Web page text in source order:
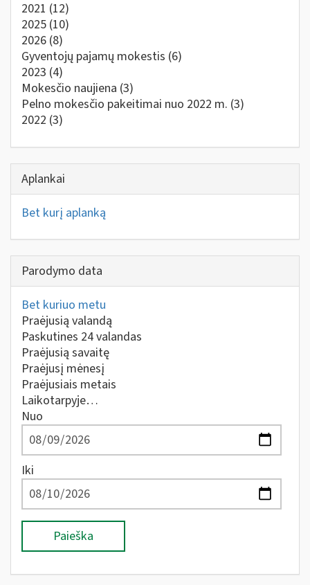
2021 (12)
2025 (10)
2026 (8)
Gyventojų pajamų mokestis (6)
2023 (4)
Mokesčio naujiena (3)
Pelno mokesčio pakeitimai nuo 2022 m. (3)
2022 (3)
Aplankai
Bet kurį aplanką
Parodymo data
Bet kuriuo metu
Praėjusią valandą
Paskutines 24 valandas
Praėjusią savaitę
Praėjusį mėnesį
Praėjusiais metais
Laikotarpyje…
Nuo
Iki
Paieška